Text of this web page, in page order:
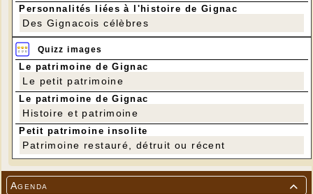

Agenda
Ainsi, 21 Aînés Gignacois participant au "Fidélio
2015", organisé par Verdié-voyages du 6 au 9
novembre, ont pleinement bénéficié du confort
de l'hôtel Méditerranéo de Roses (dîtes Rosas!)
et de la douceur du climat.
Personnalités liées à l'histoire de Gignac
Des Gignacois célèbres
Quizz images
Le patrimoine de Gignac
Le petit patrimoine
Le patrimoine de Gignac
Histoire et patrimoine
Petit patrimoine insolite
Patrimoine restauré, détruit ou récent